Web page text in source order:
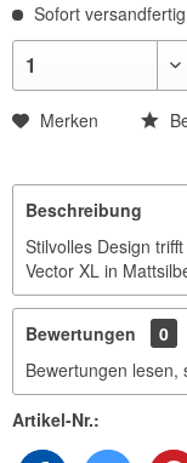
Sofort
Merken
Beschreibung
Stilvolles Design
Vector XL in
Bewertungen
0
Bewertungen lesen,
Artikel-Nr.: